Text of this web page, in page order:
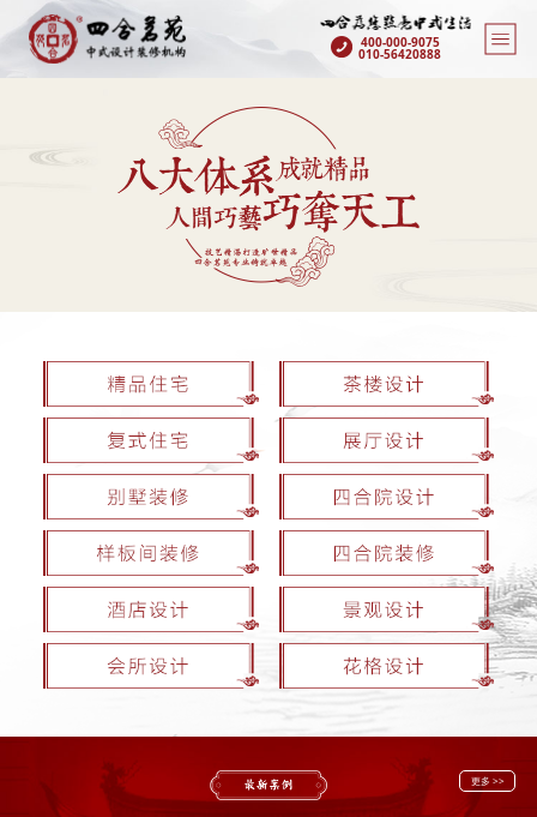
400-000-9075
010-56420888
更多 >>